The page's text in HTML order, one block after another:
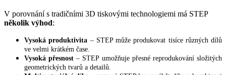
V porovnání s tradičními 3D tiskovými technologiemi má STEP
několik výhod:
Vysoká produktivita – STEP může produkovat tisíce různých dílů
ve velmi krátkém čase.
Vysoká přesnost – STEP umožňuje přesné reprodukování složitých
geometrických tvarů a detailů.